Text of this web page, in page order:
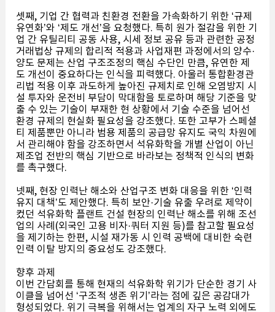
셋째, 기업 간 협력과 친환경 전환을 가속화하기 위한 ‘규제
유연화’와 ‘제도 개선’을 요청했다. 특히 원가 절감을 위한 기
업 간 유틸리티 공동 사용, 시세 정보 공유 등과 관련한 공정
거래법상 규제의 합리적 적용과 사업재편 과정에서의 양수·
양도 문제는 산업 구조조정의 핵심 수단인 만큼, 유연한 제
도 개선이 중요하다는 인식을 피력했다. 아울러 통합환경관
리법 적용 이후 과도하게 높아진 규제치로 인해 오염방지 시
설 투자와 운전비 부담이 막대함을 토로하며 해당 기준을 맞
출 수 있는 기술이 부재한 현 상황에서 기술 수준을 넘어선
환경 규제의 현실화 필요성을 강조했다. 또한 고부가 스페셜
티 제품뿐만 아니라 범용 제품의 공급망 유지도 국익 차원에
서 관리해야 함을 강조하면서 석유화학을 개별 산업이 아닌
제조업 전반의 핵심 기반으로 바라보는 정책적 인식의 변화
를 촉구했다.
넷째, 현장 인력난 해소와 산업구조 변화 대응을 위한 ‘인력
유지 대책’도 제안했다. 특히 보안·기술 유출 우려로 제약이
컸던 석유화학 플랜트 건설 현장의 인력난 해소를 위해 조선
업의 사례(외국인 고용 비자·쿼터 지원 등)를 참고할 필요성
을 제기하는 한편, 시설 재가동 시 인력 공백에 대비한 숙련
인력 이탈 방지의 중요성도 강조했다.
향후 과제
이번 간담회를 통해 현재의 석유화학 위기가 단순한 경기 사
이클을 넘어선 ‘구조적 생존 위기’라는 점에 깊은 공감대가
형성되었다. 위기 극복을 위해서는 업계의 자구 노력 외에도